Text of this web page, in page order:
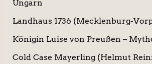
Ungarn
Landhaus 1736 (Mecklenburg-
Königin Luise von Preußen –
Cold Case Mayerling (Helmut